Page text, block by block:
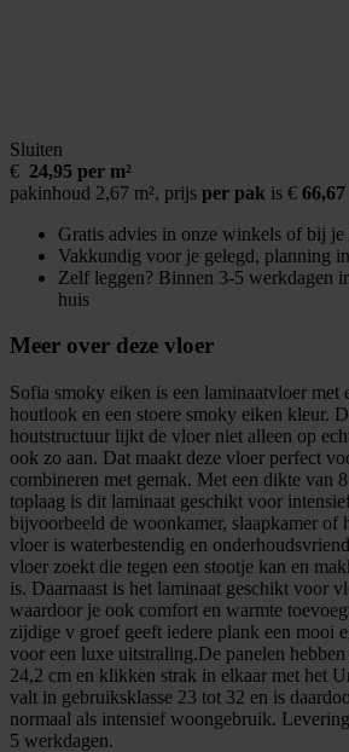
Sluiten
€ 24,95 per m²
pakinhoud 2,67 m², prijs per pak is € 66,67
Gratis advies in onze winkels of bij je
Vakkundig voor je gelegd, planning
Zelf leggen? Binnen 3-5 werkdagen
huis
Meer over deze vloer
Sofia smoky eiken is een laminaatvloer met
houtlook en een stoere smoky eiken kleur.
houtstructuur lijkt de vloer niet alleen op
ook zo aan. Dat maakt deze vloer perfect
combineren met gemak. Met een dikte van
toplaag is dit laminaat geschikt voor
bijvoorbeeld de woonkamer, slaapkamer of
vloer is waterbestendig en
vloer zoekt die tegen een stootje kan en
is. Daarnaast is het laminaat geschikt voor
waardoor je ook comfort en warmte
zijdige v groef geeft iedere plank een mooi
voor een luxe uitstraling.De panelen
24,2 cm en klikken strak in elkaar met het
valt in gebruiksklasse 23 tot 32 en is
normaal als intensief woongebruik.
5 werkdagen.